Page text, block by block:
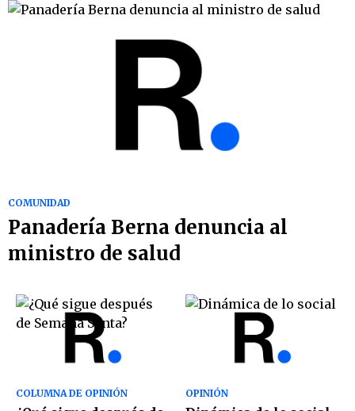
COMUNIDAD
Panadería Berna denuncia al
ministro de salud
COLUMNA DE OPINIÓN OPINIÓN